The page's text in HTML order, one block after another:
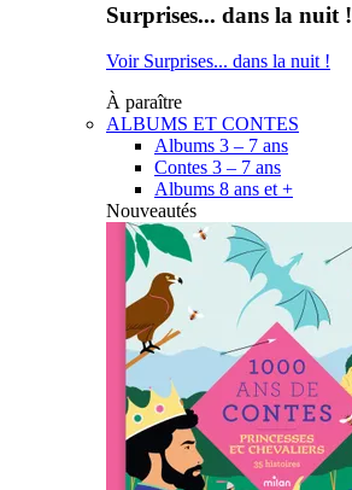
Surprises... dans la nuit !
Voir Surprises... dans la nuit !
À paraître
ALBUMS ET CONTES
Albums 3 – 7 ans
Contes 3 – 7 ans
Albums 8 ans et +
Nouveautés